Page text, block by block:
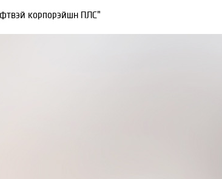
корпорэйшн ПЛС"